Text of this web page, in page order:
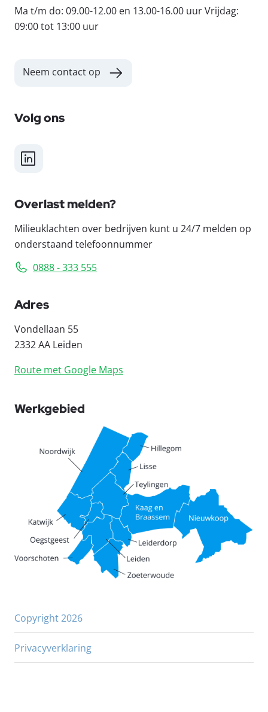
Ma t/m do: 09.00-12.00 en 13.00-16.00 uur Vrijdag:
09:00 tot 13:00 uur
Neem contact op
Volg ons
LinkedIn
Overlast melden?
Milieuklachten over bedrijven kunt u 24/7 melden op
onderstaand telefoonnummer
0888 - 333 555
Adres
Vondellaan 55
2332 AA Leiden
Route met Google Maps
Werkgebied
Copyright 2026
Privacyverklaring